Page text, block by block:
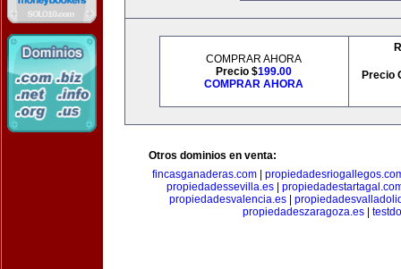
COMPRAR AHORA
Precio $199.00
COMPRAR AHORA
Precio
Otros dominios en venta:
fincasganaderas.com
propiedadessevilla.es
propiedadesvalencia.es|
propiedadeszaragoza.es|